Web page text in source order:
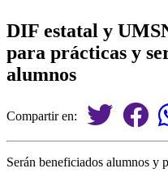
DIF estatal y
para prácticas y
alumnos
Compartir en:
Serán beneficiados alumnos y